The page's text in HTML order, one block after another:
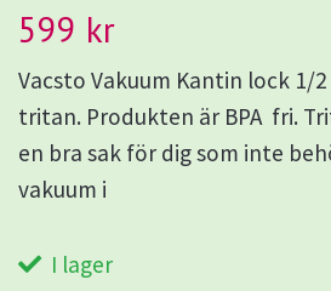
599 kr
Vacsto Vakuum Kantin lock 1/
tritan. Produkten är BPA fri.
en bra sak för dig som inte
vakuum i
I lager